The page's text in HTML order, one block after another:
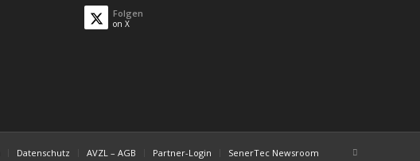
Folgen
on X
Datenschutz AVZL – AGB Partner-Login SenerTec Newsroom